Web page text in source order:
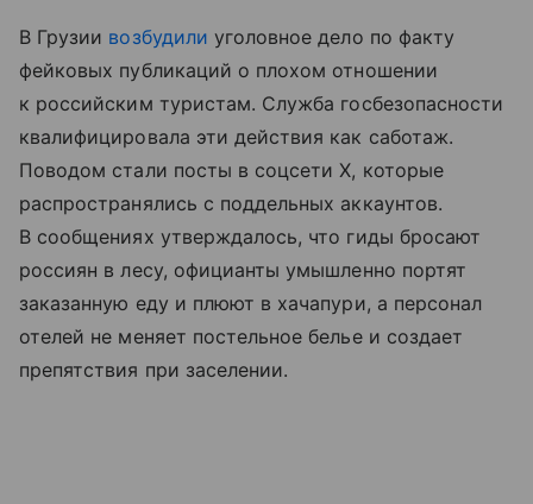
В Грузии возбудили уголовное дело по факту
фейковых публикаций о плохом отношении
к российским туристам. Служба госбезопасности
квалифицировала эти действия как саботаж.
Поводом стали посты в соцсети X, которые
распространялись с поддельных аккаунтов.
В сообщениях утверждалось, что гиды бросают
россиян в лесу, официанты умышленно портят
заказанную еду и плюют в хачапури, а персонал
отелей не меняет постельное белье и создает
препятствия при заселении.